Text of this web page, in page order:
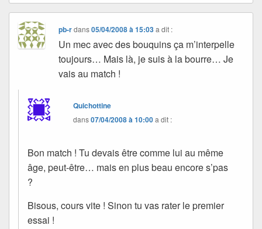
pb-rdans05/04/2008 à 15:03 a dit :
Un mec avec des bouquins ça m’interpelle
toujours… Mais là, je suis à la bourre… Je
vais au match !
Quichottine
dans07/04/2008 à 10:00a dit :
Bon match ! Tu devais être comme lui au même
âge, peut-être… mais en plus beau encore s’pas
?
Bisous, cours vite ! Sinon tu vas rater le premier
essai !